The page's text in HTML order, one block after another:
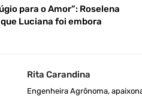
para o Amor”: Roselena
Luciana foi embora
Rita Carandina
Engenheira Agrônoma,